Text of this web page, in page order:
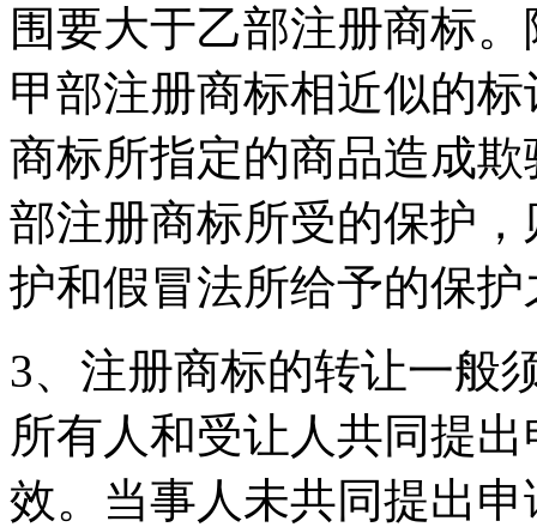
围要大于乙部注册商标
甲部注册商标相近似的
商标所指定的商品造成
部注册商标所受的保护
护和假冒法所给予的保护
3、注册商标的转让一般
所有人和受让人共同提
效。当事人未共同提出